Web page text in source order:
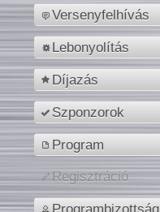
Versenyfelhívás
Lebonyolítás
Díjazás
Szponzorok
Program
Regisztráció
Programbizottság